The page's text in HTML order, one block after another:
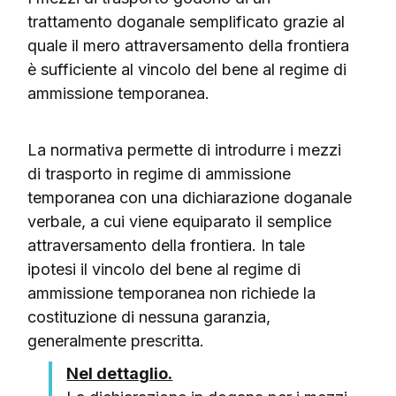
trattamento doganale semplificato grazie al
quale il mero attraversamento della frontiera
è sufficiente al vincolo del bene al regime di
ammissione temporanea.
La normativa permette di introdurre i mezzi
di trasporto in regime di ammissione
temporanea con una dichiarazione doganale
verbale, a cui viene equiparato il semplice
attraversamento della frontiera. In tale
ipotesi il vincolo del bene al regime di
ammissione temporanea non richiede la
costituzione di nessuna garanzia,
generalmente prescritta.
Nel dettaglio.